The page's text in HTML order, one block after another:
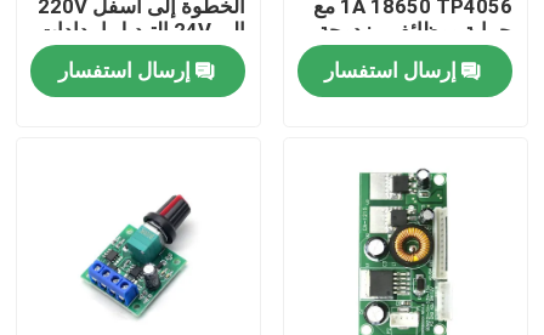
الصفحة الرئيسية
معلومات عنا
جولة في المصنع
1A 18650 TP4056 مع
حماية ووظائف مزدوجة
إرسال استفسار
الخطوة إلى أسفل 220V
إلى 24V التبديل إمدادات
الطاقة
إرسال استفسار